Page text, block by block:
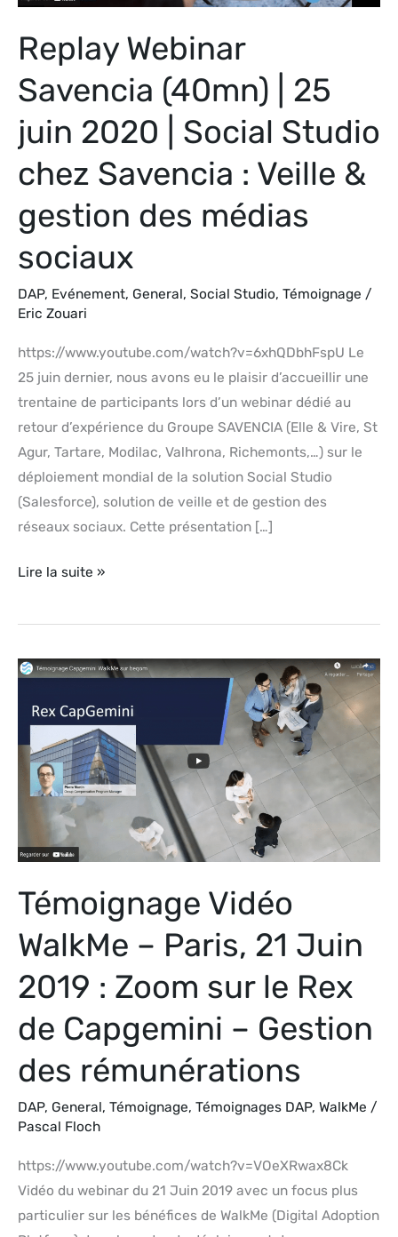
Replay Webinar
Savencia (40mn) | 25
juin 2020 | Social Studio
chez Savencia : Veille &
gestion des médias
sociaux
DAP, Evénement, General , Social Studio, Témoignage /
Eric Zouari
https://www.youtube.com/watch?v=6xhQDbhFspU Le
25 juin dernier, nous avons eu le plaisir d’accueillir une
trentaine de participants lors d’un webinar dédié au
retour d’expérience du Groupe SAVENCIA (Elle & Vire, St
Agur, Tartare, Modilac, Valhrona, Richemonts,…) sur le
déploiement mondial de la solution Social Studio
(Salesforce), solution de veille et de gestion des
réseaux sociaux. Cette présentation […]
Social
Studio
chez
Veille
&
gestion
des
médias
sociaux
Lire la suite »
Témoignage Vidéo
WalkMe – Paris, 21 Juin
2019 : Zoom sur le Rex
de Capgemini – Gestion
des rémunérations
DAP, General , Témoignage, Témoignages DAP, WalkMe /
Pascal Floch
https://www.youtube.com/watch?v=VOeXRwax8Ck
Vidéo du webinar du 21 Juin 2019 avec un focus plus
particulier sur les bénéfices de WalkMe (Digital Adoption
Témoignage
WalkMe
–
Paris,
21
2019
Zoom
sur
le
de
Capgemini
–
Gestion
rémunérations